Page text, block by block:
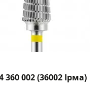
360 002 (36002 Ірма)